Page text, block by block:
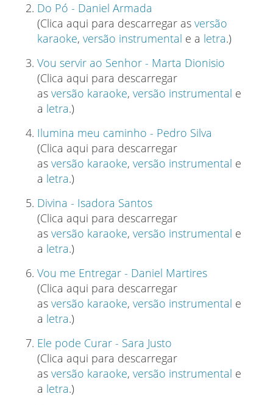
Do Pó - Daniel Armada
(Clica aqui para descarregar as versão
karaoke, versão instrumental e a letra.)
Vou servir ao Senhor - Marta Dionisio
(Clica aqui para descarregar
as versão karaoke, versão instrumental e
a letra.)
Ilumina meu caminho - Pedro Silva
(Clica aqui para descarregar
as versão karaoke, versão instrumental e
a letra.)
Divina - Isadora Santos
(Clica aqui para descarregar
as versão karaoke, versão instrumental e
a letra.)
Vou me Entregar - Daniel Martires
(Clica aqui para descarregar
as versão karaoke, versão instrumental e
a letra.)
Ele pode Curar - Sara Justo
(Clica aqui para descarregar
as versão karaoke, versão instrumental e
a letra.)